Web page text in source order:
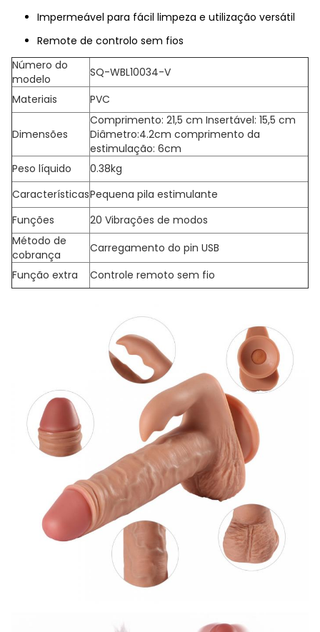
Impermeável para fácil limpeza e utilização versátil
Remote de controlo sem fios
Número do
modelo
SQ-WBL10034-V
Materiais
PVC
Dimensões
Comprimento: 21,5 cm Insertável: 15,5 cm
Diâmetro:4.2cm comprimento da
estimulação: 6cm
Peso líquido
0.38kg
CaracterísticasPequena pila estimulante
Funções
20 Vibrações de modos
Método de
cobrança
Carregamento do pin USB
Função extra
Controle remoto sem fio